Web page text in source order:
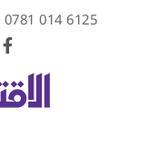
0781 014 6125